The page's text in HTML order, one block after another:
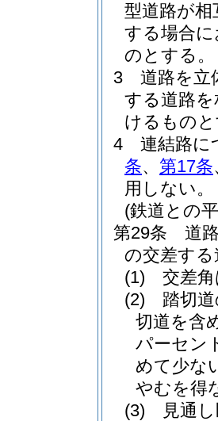
型道路が
する場合
のとする。
3
道路を立
する道路
けるもの
4
連結路に
条、 第17条
用しない。
(鉄道との
第29条
道
の交差す
(1)
交差
(2)
踏切
切道を含
パーセン
めて少な
やむを得
(3)
見通